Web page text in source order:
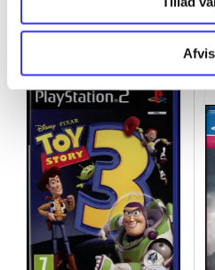
Afvis
Minder om